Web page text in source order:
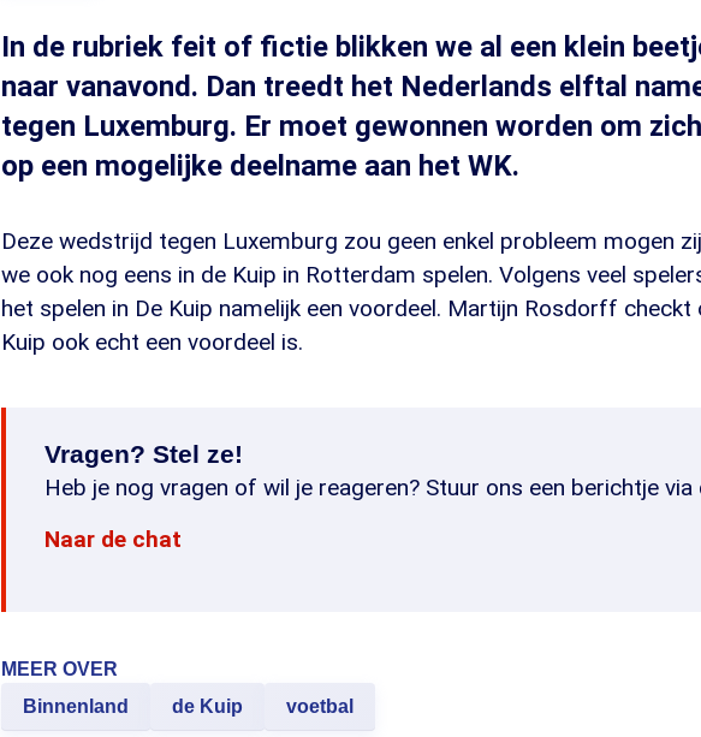
In de rubriek feit of fictie blikken we al een klein
naar vanavond. Dan treedt het Nederlands elftal
tegen Luxemburg. Er moet gewonnen worden om
op een mogelijke deelname aan het WK.
Deze wedstrijd tegen Luxemburg zou geen enkel probleem mogen
we ook nog eens in de Kuip in Rotterdam spelen. Volgens veel
het spelen in De Kuip namelijk een voordeel. Martijn Rosdorff checkt
Kuip ook echt een voordeel is.
Vragen? Stel ze!
Heb je nog vragen of wil je reageren? Stuur ons een berichtje via
Naar de chat
MEER OVER
Binnenland
de Kuip voetbal